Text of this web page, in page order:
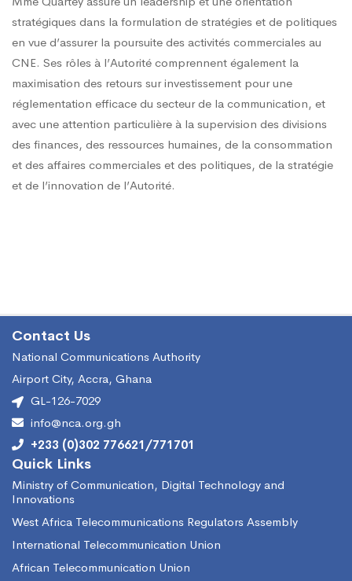
stratégiques dans la formulation de stratégies et de politiques
en vue d’assurer la poursuite des activités commerciales au
CNE. Ses rôles à l’Autorité comprennent également la
maximisation des retours sur investissement pour une
réglementation efficace du secteur de la communication, et
avec une attention particulière à la supervision des divisions
des finances, des ressources humaines, de la consommation
et des affaires commerciales et des politiques, de la stratégie
et de l’innovation de l’Autorité.
Contact Us
National Communications Authority
Airport City, Accra, Ghana
GL-126-7029
info@nca.org.gh
+233 (0)302 776621/771701
Quick Links
Ministry of Communication, Digital Technology and
Innovations
West Africa Telecommunications Regulators Assembly
International Telecommunication Union
African Telecommunication Union